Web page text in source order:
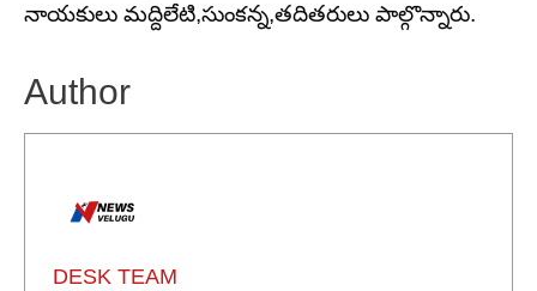
నాయకులు మద్దిలేటి,సుంకన్న,తదితరులు పాల్గొన్నారు.
Author
DESK TEAM